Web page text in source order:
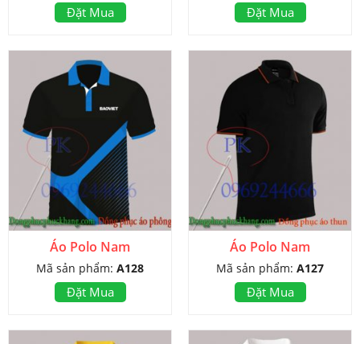
Đặt Mua Đặt Mua
Áo Polo Nam
Mã sản phẩm: A128
Đặt Mua
Áo Polo Nam
Mã sản phẩm: A127
Đặt Mua